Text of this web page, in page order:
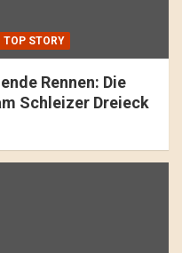
TOP STORY
Rennen: Die
Schleizer Dreieck